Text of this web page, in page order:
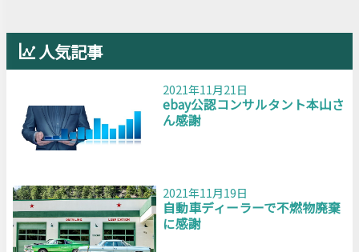
人気記事
2021年11月21日
ebay公認コンサルタント本山さ
ん感謝
2021年11月19日
自動車ディーラーで不燃物廃棄
に感謝